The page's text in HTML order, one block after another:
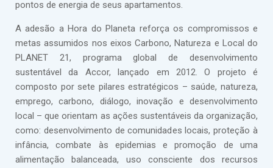
pontos de energia de seus apartamentos.
A adesão a Hora do Planeta reforça os compromissos e
metas assumidos nos eixos Carbono, Natureza e Local do
PLANET 21, programa global de desenvolvimento
sustentável da Accor, lançado em 2012. O projeto é
composto por sete pilares estratégicos – saúde, natureza,
emprego, carbono, diálogo, inovação e desenvolvimento
local – que orientam as ações sustentáveis da organização,
como: desenvolvimento de comunidades locais, proteção à
infância, combate às epidemias e promoção de uma
alimentação balanceada, uso consciente dos recursos